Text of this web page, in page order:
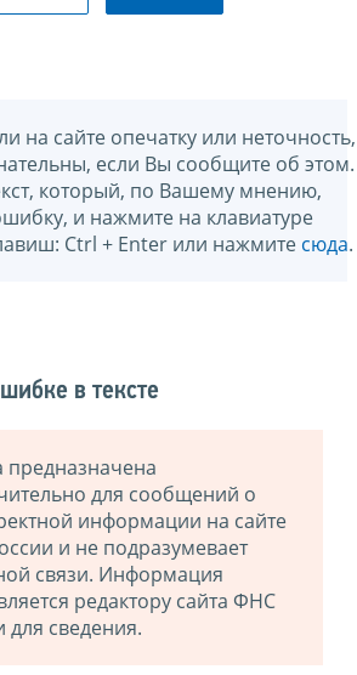
на сайте опечатку или неточность,
если Вы сообщите об этом.
который, по Вашему мнению,
и нажмите на клавиатуре
Ctrl + Enter или нажмите сюда.
в тексте
для сообщений о
информации на сайте
и не подразумевает
связи. Информация
редактору сайта ФНС
для сведения.